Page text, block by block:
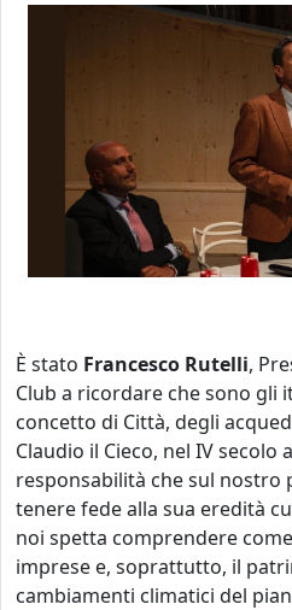
È stato Francesco Rutelli,
Club a ricordare che sono gli
concetto di Città, degli
Claudio il Cieco, nel IV secolo
responsabilità che sul nostro
tenere fede alla sua eredità
noi spetta comprendere
imprese e, soprattutto, il
cambiamenti climatici del